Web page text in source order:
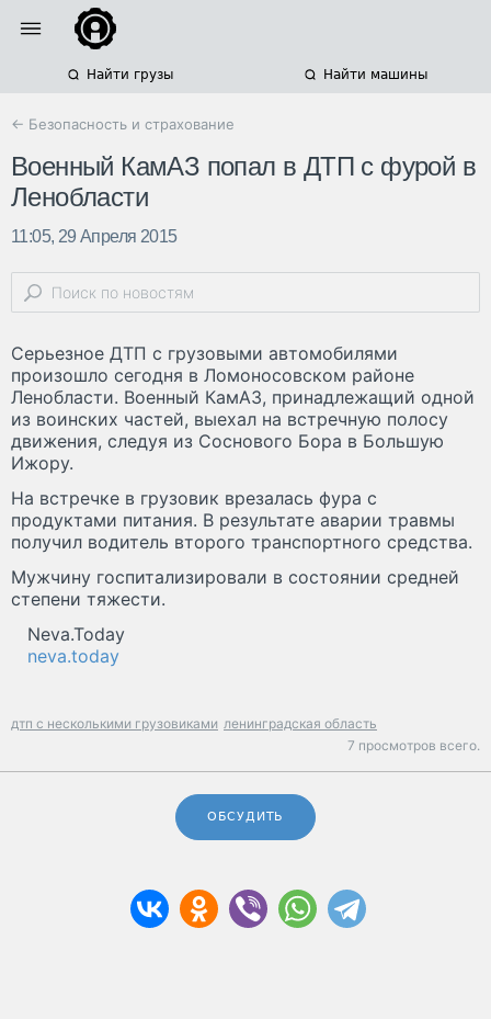
Найти грузы Найти машины
← Безопасность и страхование
Военный КамАЗ попал в ДТП с фурой в
Ленобласти
11:05, 29 Апреля 2015
Серьезное ДТП с грузовыми автомобилями
произошло сегодня в Ломоносовском районе
Ленобласти. Военный КамАЗ, принадлежащий одной
из воинских частей, выехал на встречную полосу
движения, следуя из Соснового Бора в Большую
Ижору.
На встречке в грузовик врезалась фура с
продуктами питания. В результате аварии травмы
получил водитель второго транспортного средства.
Мужчину госпитализировали в состоянии средней
степени тяжести.
Neva.Today
neva.today
дтп с несколькими грузовиками ленинградская область
7 просмотров всего.
ОБСУДИТЬ